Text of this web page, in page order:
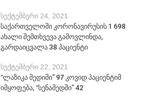
სექტემბერი 24, 2021
საქართველოში კორონავირუსის 1 698
ახალი შემთხვევა გამოვლინდა,
გარდაიცვალა 38 პაციენტი
სექტემბერი 22, 2021
“ლაზიკა მედიში” 97 კოვიდ პაციენტიმ
იმყოფება, “სენამედში” 42